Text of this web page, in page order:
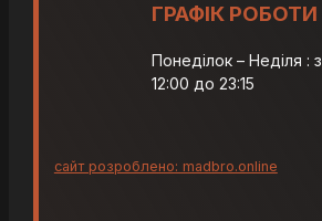
ГРАФІК РОБОТИ
Понеділок – Неділя : з
12:00 до 23:15
сайт розроблено: madbro.online